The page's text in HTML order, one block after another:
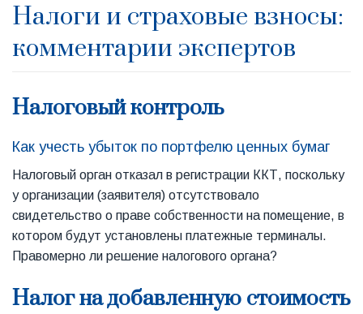
Налоги и страховые взносы:
комментарии экспертов
Налоговый контроль
Как учесть убыток по портфелю ценных бумаг
Налоговый орган отказал в регистрации ККТ, поскольку
у организации (заявителя) отсутствовало
свидетельство о праве собственности на помещение, в
котором будут установлены платежные терминалы.
Правомерно ли решение налогового органа?
Налог на добавленную стоимость